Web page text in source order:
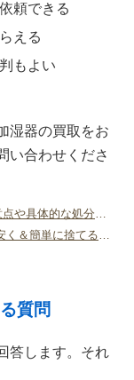
頼できる
える
もよい
湿器の買取をお
い合わせくださ
引っ越し時に家電を処分する際の注意点や具体的な処分方法をご紹介
川越市で小型家電を処分する方法！ 安く＆簡単に捨てるコツを解説！
質問
答します。それ